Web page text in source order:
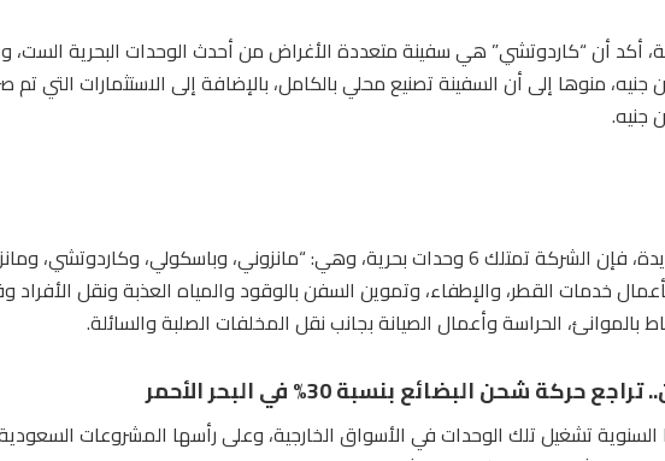
أكد أن “كاردوتشي” هي سفينة متعددة الأغراض من أحدث الوحدات البحرية الست،
بداية العام الجاري بتكلفة 34 مليون جنيه، منوها إلى أن السفينة تصنيع محلي بالكامل، بالإضافة إلى الاستثمارات التي
خدمات القطر، والإطفاء، وتموين السفن بالوقود والمياه العذبة ونقل الأفراد
بالموانئ، الحراسة وأعمال الصيانة بجانب نقل المخلفات الصلبة والسائلة.
شحن البضائع بنسبة 30% في البحر الأحمر
تشغيل تلك الوحدات في الأسواق الخارجية، وعلى رأسها المشروعات